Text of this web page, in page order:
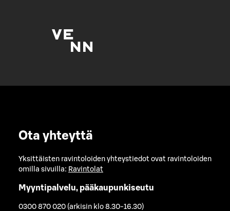
Ota yhteyttä
Yksittäisten ravintoloiden yhteystiedot ovat ravintoloiden
omilla sivuilla: Ravintolat
Myyntipalvelu, pääkaupunkiseutu
0300 870 020 (arkisin klo 8.30-16.30)